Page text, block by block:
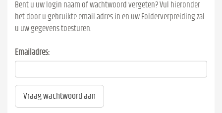
Bent u uw login naam of wachtwoord vergeten? Vul hieronder
het door u gebruikte email adres in en uw Folderverpreiding zal
u uw gegevens toesturen.
Emailadres:
Vraag wachtwoord aan